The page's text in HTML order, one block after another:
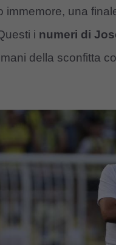
immemore, una
i numeri di
della sconfitta